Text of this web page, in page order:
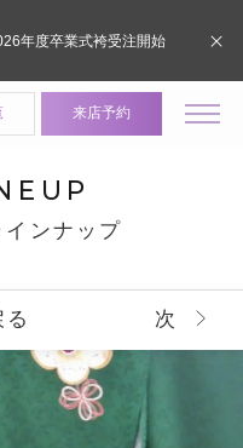
来店予約
インナップ
次
年度卒業式袴受注開始